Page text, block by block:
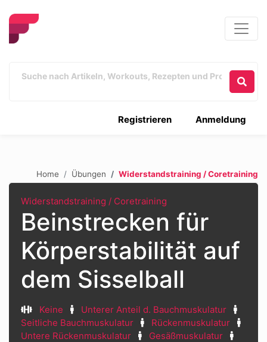
Anmeldung
Registrieren
Home Übungen Widerstandstraining / Coretraining
Widerstandstraining / Coretraining
Beinstrecken für
Körperstabilität auf
dem Sisselball
Keine
Unterer Anteil d. Bauchmuskulatur
Seitliche Bauchmuskulatur
Rückenmuskulatur
Untere Rückenmuskulatur
Gesäßmuskulatur